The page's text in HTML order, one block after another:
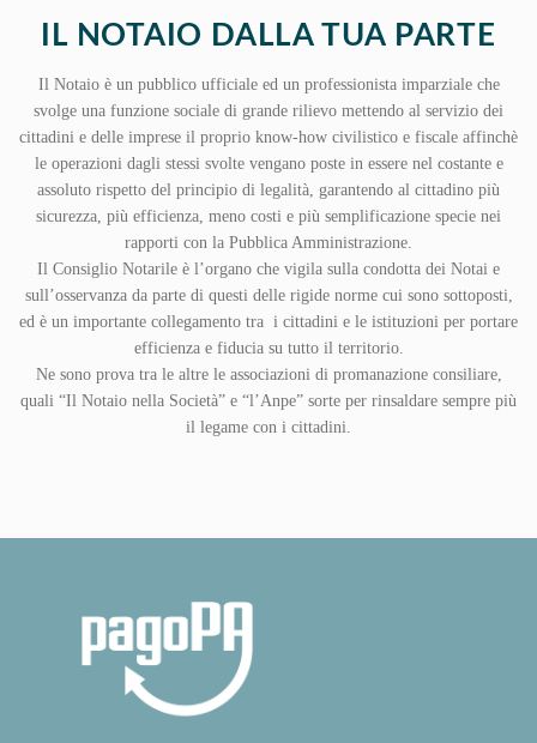
IL NOTAIO DALLA TUA PARTE
Il Notaio è un pubblico ufficiale ed un professionista imparziale che
svolge una funzione sociale di grande rilievo mettendo al servizio dei
cittadini e delle imprese il proprio know-how civilistico e fiscale affinchè
le operazioni dagli stessi svolte vengano poste in essere nel costante e
assoluto rispetto del principio di legalità, garantendo al cittadino più
sicurezza, più efficienza, meno costi e più semplificazione specie nei
rapporti con la Pubblica Amministrazione.
Il Consiglio Notarile è l’organo che vigila sulla condotta dei Notai e
sull’osservanza da parte di questi delle rigide norme cui sono sottoposti,
ed è un importante collegamento tra i cittadini e le istituzioni per portare
efficienza e fiducia su tutto il territorio.
Ne sono prova tra le altre le associazioni di promanazione consiliare,
quali “Il Notaio nella Società” e “l’Anpe” sorte per rinsaldare sempre più
il legame con i cittadini.